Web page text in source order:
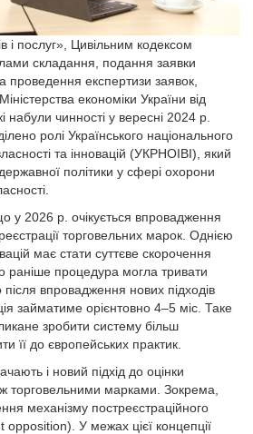
і послуг», Цивільним кодексом
складання, подання заявки
проведення експертизи заявок,
економіки України від
чинності у вересні 2024 р.
ролі Українського національного
та інновацій (УКРНОІВІ), який
політики у сфері охорони
у 2026 р. очікується впровадження
торговельних марок. Однією
має стати суттєве скорочення
раніше процедура могла тривати
після впровадження нових підходів
займатиме орієнтовно 4–5 міс. Таке
зробити систему більш
її до європейських практик.
і новий підхід до оцінки
торговельними марками. Зокрема,
механізму постреєстраційного
У межах цієї концепції